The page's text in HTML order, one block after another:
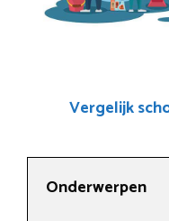
Vergelijk
Onderwerpen